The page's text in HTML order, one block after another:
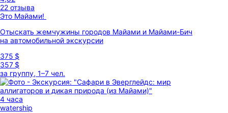
22 отзыва
Это Майами!
Отыскать жемчужины городов Майами и Майами-Бич
на автомобильной экскурсии
375 $
357 $
за группу, 1–7 чел.
4 часа
watership